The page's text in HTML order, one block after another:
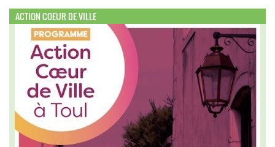
ACTION COEUR DE VILLE